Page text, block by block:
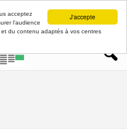
J'accepte
acceptez
l'audience
du contenu adaptés à vos centres